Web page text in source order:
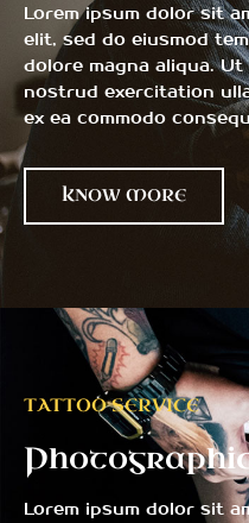
Lorem ipsum dolor sit
elit, sed do eiusmod
dolore magna aliqua. Ut
nostrud exercitation
ex ea commodo
KNOW MORE
TATTOO SERVICE
Lorem ipsum dolor sit